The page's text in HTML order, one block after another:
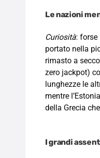
Le nazioni
Curiosità: forse
portato nella
rimasto a
zero jackpot)
lunghezze le
mentre
della Grecia
I grandi